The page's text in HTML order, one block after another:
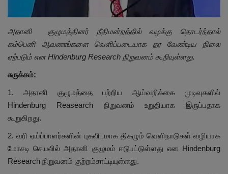
English
அதானி குழுமத்தினர் நீதிமன்றத்தில் வழக்கு தொடர்ந்தால்
கம்பெனி ஆவணங்களை வெளிப்படையாக தர வேண்டிய நிலை
ஏற்படும் என Hindenburg Research நிறுவனம் கூறியுள்ளது.
சுருக்கம்:
1. அதானி குழுமத்தை பற்றிய ஆய்வறிக்கை முடிவுகளில்
Hindenburg Reasearch நிறுவனம் உறுதியாக இருப்பதாக
கூறுகிறது.
2. வரி ஏய்ப்பாளர்களின் புகலிடமாக திகழும் வெளிநாடுகள் வழியாக
மோசடி செயலில் அதானி குழுமம் ஈடுபட்டுள்ளது என Hindenburg
Research நிறுவனம் குற்றம்சாட்டியுள்ளது.